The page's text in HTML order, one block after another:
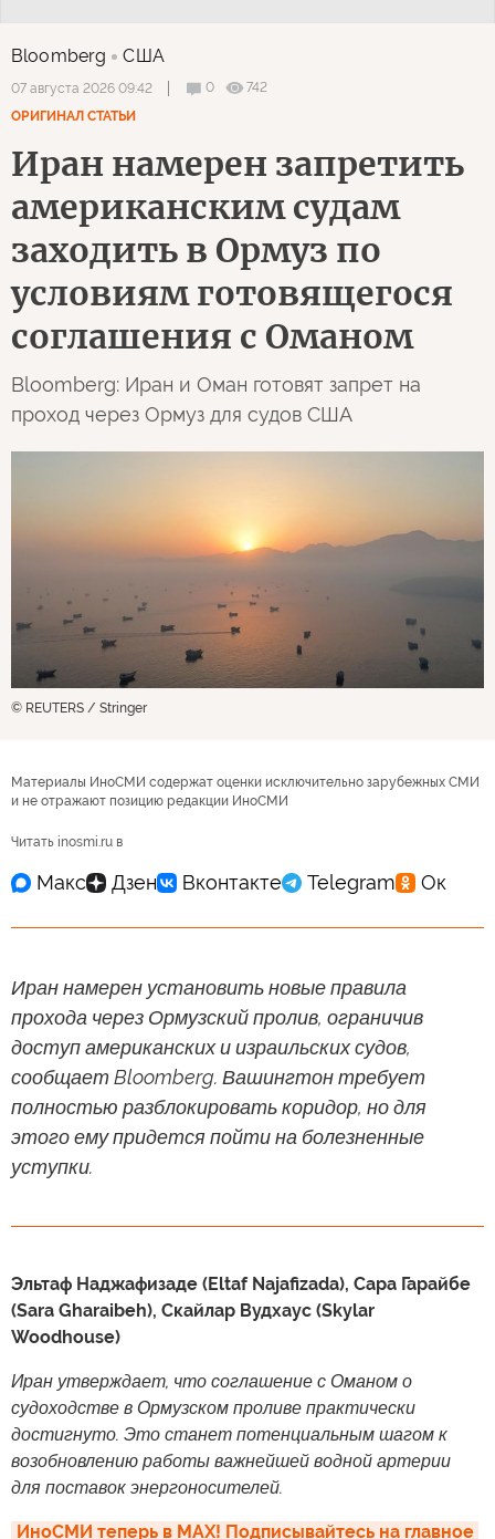
Bloomberg США
07 августа 2026 09:42 0
742
ОРИГИНАЛ СТАТЬИ
Иран намерен запретить
американским судам
заходить в Ормуз по
условиям готовящегося
соглашения с Оманом
Bloomberg: Иран и Оман готовят запрет на
проход через Ормуз для судов США
© REUTERS / Stringer
Материалы ИноСМИ содержат оценки исключительно зарубежных СМИ
и не отражают позицию редакции ИноСМИ
Читать inosmi.ru в
Иран намерен установить новые правила
прохода через Ормузский пролив, ограничив
доступ американских и израильских судов,
сообщает Bloomberg. Вашингтон требует
полностью разблокировать коридор, но для
этого ему придется пойти на болезненные
уступки.
Эльтаф Наджафизаде (Eltaf Najafizada), Сара Гарайбе
(Sara Gharaibeh), Скайлар Вудхаус (Skylar
Woodhouse)
Иран утверждает, что соглашение с Оманом о
судоходстве в Ормузском проливе практически
достигнуто. Это станет потенциальным шагом к
возобновлению работы важнейшей водной артерии
для поставок энергоносителей.
ИноСМИ теперь в MAX! Подписывайтесь на главное